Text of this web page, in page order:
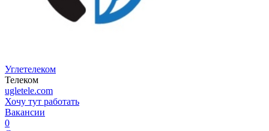
Углетелеком
Телеком
ugletele.com
Хочу тут работать
Вакансии
0